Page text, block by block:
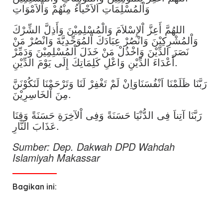
وَاْلمُسْلِمَاتِ اَلاَحْيآءُ مِنْهُمْ وَاْلاَمْوَاتِ
اللهُمَّ أَعِزَّ اْلإِسْلاَمَ وَالْمُسْلِمِيْنَ وَأَذِلَّ الشِّرْكَ
وَاْلمُشْرِكِيْنَ وَانْصُرْ عِبَادَكَ اْلمُوَحِّدِيَّةَ وَانْصُرْ مَنْ
نَصَرَ الدِّيْنَ وَاخْذُلْ مَنْ خَذَلَ اْلمُسْلِمِيْنَ وَدَمِّرْ
أَعْدَاءَ الدِّيْنِ وَاعْلِ كَلِمَاتِكَ إِلَى يَوْمَ الدِّيْنِ.
رَبَّنَا ظَلَمْنَا اَنْفُسَنَاوَاِنْ لَمْ تَغْفِرْ لَنَا وَتَرْحَمْنَا لَنَكُوْنَنَّ
مِنَ اْلخَاسِرِيْنَ.
رَبَّنَا آتِناَ فِى الدُّنْيَا حَسَنَةً وَفِى اْلآخِرَةِ حَسَنَةً وَقِنَا
عَذَابَ النَّارِ.
Sumber: Dep. Dakwah DPD Wahdah
Islamiyah Makassar
Bagikan ini: